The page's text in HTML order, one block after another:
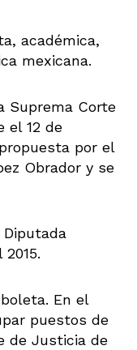
académica,
mexicana.
Suprema Corte
el 12 de
por el
Obrador y se
Diputada
En el
puestos de
de Justicia de